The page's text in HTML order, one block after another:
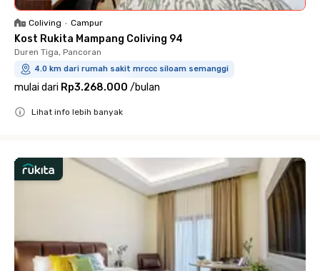
Coliving • Campur
Kost Rukita Mampang Coliving 94
Duren Tiga, Pancoran
4.0 km dari rumah sakit mrccc siloam semanggi
mulai dari Rp3.268.000 /bulan
Lihat info lebih banyak